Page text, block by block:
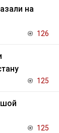
на
126
125
125